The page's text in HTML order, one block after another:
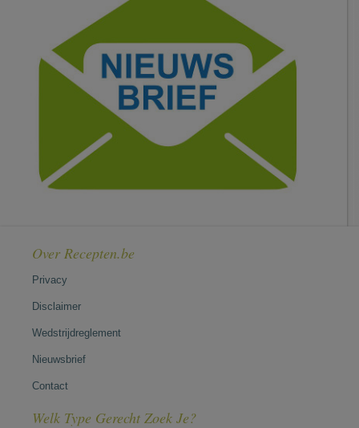
Over Recepten.be
Privacy
Disclaimer
Wedstrijdreglement
Nieuwsbrief
Contact
Welk Type Gerecht Zoek Je?